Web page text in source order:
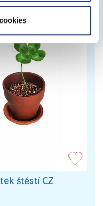
štěstí CZ